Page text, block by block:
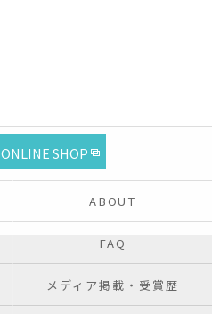
ONLINE SHOP
ABOUT
FAQ
メディア掲載・受賞歴